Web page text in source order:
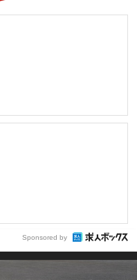
Sponsored by